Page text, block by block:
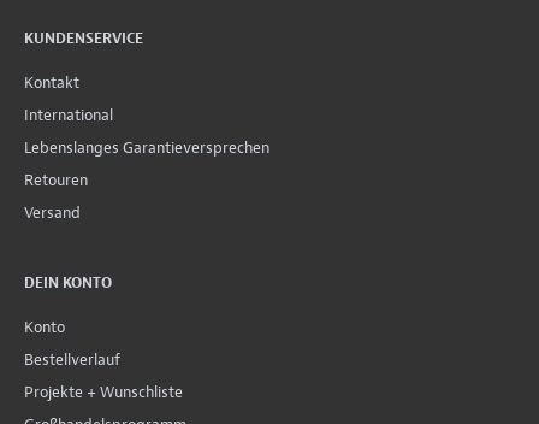
KUNDENSERVICE
Kontakt
International
Lebenslanges Garantieversprechen
Retouren
Versand
DEIN KONTO
Konto
Bestellverlauf
Projekte + Wunschliste